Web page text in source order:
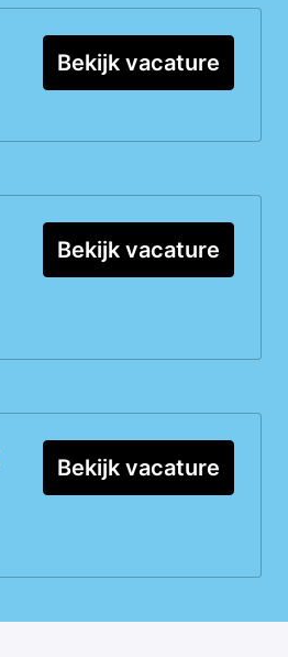
Bekijk vacature
Bekijk vacature
Bekijk vacature